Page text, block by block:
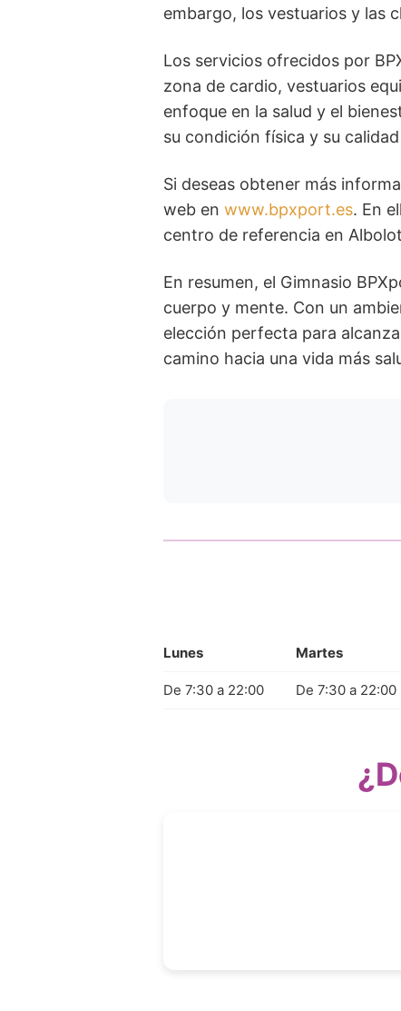
embargo, los vestuarios y las
Los servicios ofrecidos por
zona de cardio, vestuarios
enfoque en la salud y el
su condición física y su
Si deseas obtener más
web en www.bpxport.es. En
centro de referencia en
En resumen, el Gimnasio
cuerpo y mente. Con un
elección perfecta para
camino hacia una vida más
Lunes Martes
De 7:30 a 22:00 De 7:30 a 22:00